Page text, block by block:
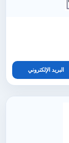
البريد الإلكتروني